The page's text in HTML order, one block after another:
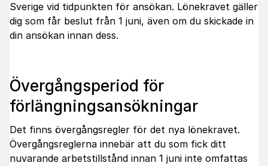
Sverige vid tidpunkten för ansökan. Lönekravet gäller
dig som får beslut från 1 juni, även om du skickade in
din ansökan innan dess.
Övergångsperiod för
förlängningsansökningar
Det finns övergångsregler för det nya lönekravet.
Övergångsreglerna innebär att du som fick ditt
nuvarande arbetstillstånd innan 1 juni inte omfattas